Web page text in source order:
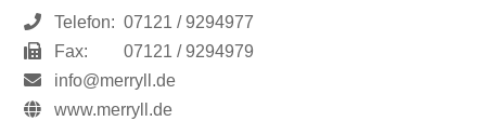
Telefon: 07121 / 9294977
Fax:
07121 / 9294979
info@merryll.de
www.merryll.de